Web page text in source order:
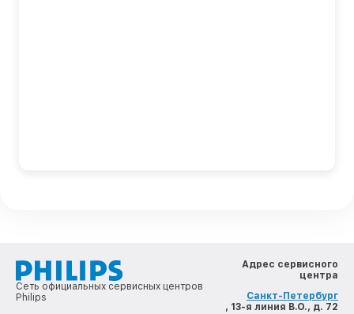
Сеть официальных сервисных центров
Philips
Адрес сервисного
центра
Санкт-Петербург
, 13-я линия В.О., д. 72